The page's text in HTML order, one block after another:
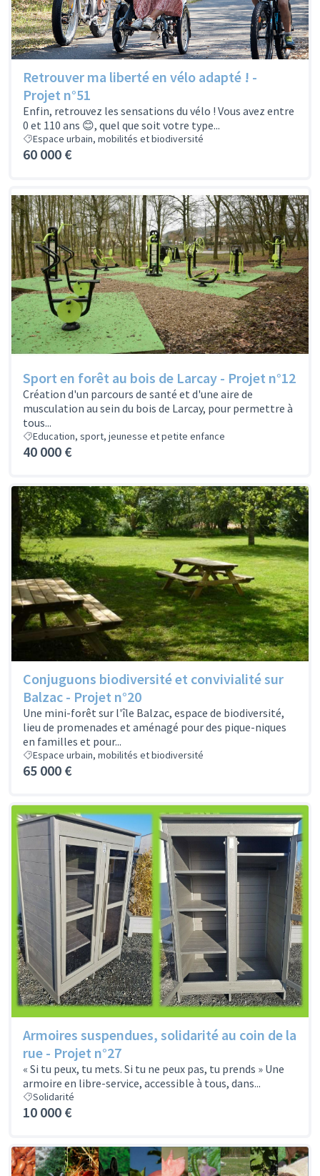
Retrouver ma liberté en vélo adapté ! -
Projet n°51
Enfin, retrouvez les sensations du vélo ! Vous avez entre
0 et 110 ans 😊, quel que soit votre type...
Espace urbain, mobilités et biodiversité
60 000 €
Sport en forêt au bois de Larcay - Projet n°12
Création d'un parcours de santé et d'une aire de
musculation au sein du bois de Larcay, pour permettre à
tous...
Education, sport, jeunesse et petite enfance
40 000 €
Conjuguons biodiversité et convivialité sur
Balzac - Projet n°20
Une mini-forêt sur l'île Balzac, espace de biodiversité,
lieu de promenades et aménagé pour des pique-niques
en familles et pour...
Espace urbain, mobilités et biodiversité
65 000 €
Armoires suspendues, solidarité au coin de la
rue - Projet n°27
« Si tu peux, tu mets. Si tu ne peux pas, tu prends » Une
armoire en libre-service, accessible à tous, dans...
Solidarité
10 000 €